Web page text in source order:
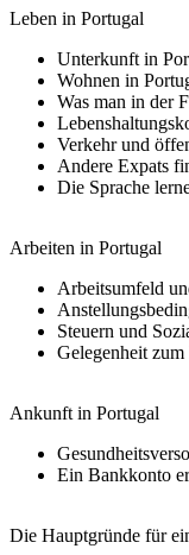
Leben in Portugal
Unterkunft in
Wohnen in
Was man in der
Verkehr und
Andere Expats
Die Sprache
Arbeiten in Portugal
Arbeitsumfeld
Steuern und
Gelegenheit
Ankunft in Portugal
Ein Bankkonto
Die Hauptgründe für